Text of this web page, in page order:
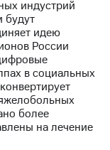
индустрий
будут
идею
России
в социальных
более
на лечение